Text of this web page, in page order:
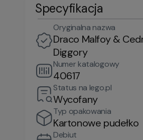
Specyfikacja
Oryginalna nazwa
Draco Malfoy &
Diggory
Numer katalogowy
40617
Status na lego.pl
Wycofany
Typ opakowania
Kartonowe pudełko
Debiut